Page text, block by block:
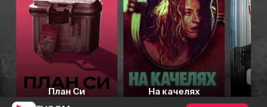
План Си На качелях